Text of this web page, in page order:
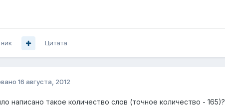
Цитата
16 августа, 2012
написано такое количество слов (точное количество - 165)?